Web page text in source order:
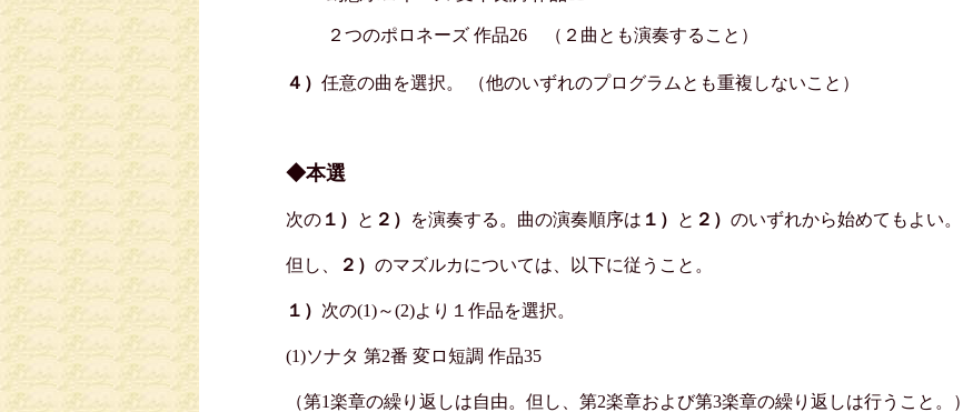
２つのポロネーズ 作品26 （２曲とも演奏すること）
４） 任意の曲を選択。 （他のいずれのプログラムとも重複しないこと）
◆本選
次の １） と ２） を演奏する。曲の演奏順序は １） と ２） のいずれから始めてもよい。
但し、 ２） のマズルカについては、以下に従うこと。
１） 次の(1)～(2)より１作品を選択。
(1)ソナタ 第2番 変ロ短調 作品35
（第1楽章の繰り返しは自由。但し、第2楽章および第3楽章の繰り返しは行うこと。）